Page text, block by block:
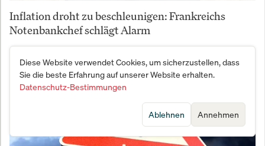
Inflation droht zu beschleunigen: Frankreichs
Notenbankchef schlägt Alarm
Diese Website verwendet Cookies, um sicherzustellen, dass
Sie die beste Erfahrung auf unserer Website erhalten.
Datenschutz-Bestimmungen
Annehmen
Ablehnen